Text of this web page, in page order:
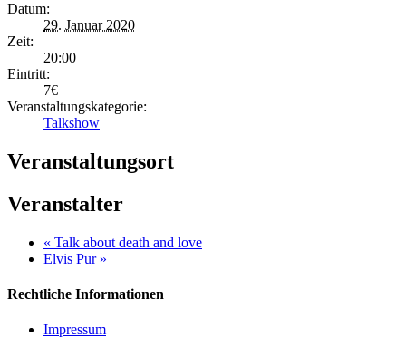
Datum:
29. Januar 2020
Zeit:
20:00
Eintritt:
7€
Veranstaltungskategorie:
Talkshow
Veranstaltungsort
Veranstalter
« Talk about death and love
Elvis Pur »
Rechtliche Informationen
Impressum